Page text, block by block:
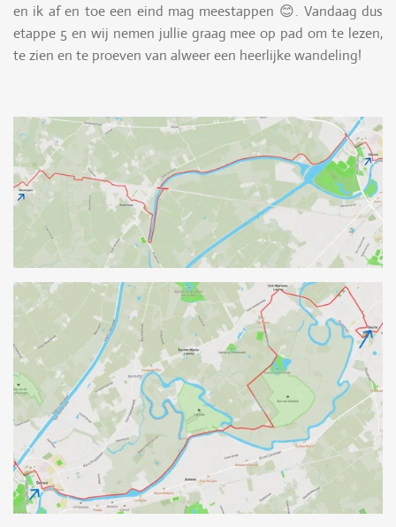
en ik af en toe een eind mag meestappen 😊. Vandaag dus
etappe 5 en wij nemen jullie graag mee op pad om te lezen,
te zien en te proeven van alweer een heerlijke wandeling!